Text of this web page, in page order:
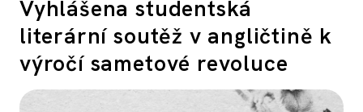
PSYCHOLOGIE
Vyhlášena studentská
literární soutěž v angličtině k
výročí sametové revoluce